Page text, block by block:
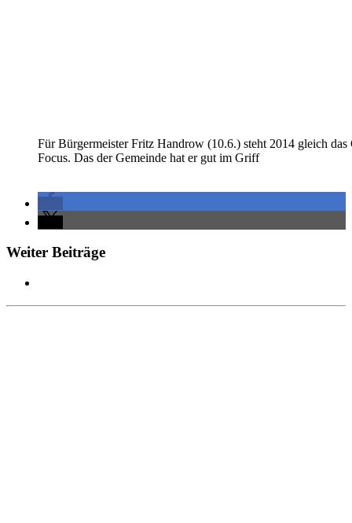
Für Bürgermeister Fritz Handrow (10.6.) steht 2014 gleich das
Focus. Das der Gemeinde hat er gut im Griff
Weiter Beiträge